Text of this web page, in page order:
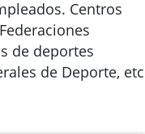
Centros
de deportes
de Deporte,